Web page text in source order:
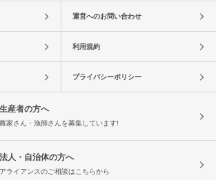
運営へのお問い合わせ
利用規約
プライバシーポリシー
生産者の方へ
農家さん・漁師さんを募集しています!
法人・自治体の方へ
アライアンスのご相談はこちらから